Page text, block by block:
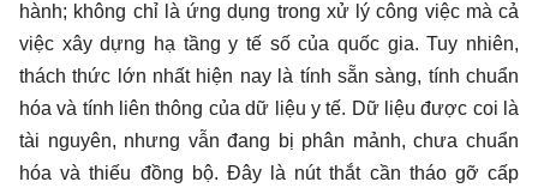
hành; không chỉ là ứng dụng trong xử lý công việc mà cả
việc xây dựng hạ tầng y tế số của quốc gia. Tuy nhiên,
thách thức lớn nhất hiện nay là tính sẵn sàng, tính chuẩn
hóa và tính liên thông của dữ liệu y tế. Dữ liệu được coi là
tài nguyên, nhưng vẫn đang bị phân mảnh, chưa chuẩn
hóa và thiếu đồng bộ. Đây là nút thắt cần tháo gỡ cấp